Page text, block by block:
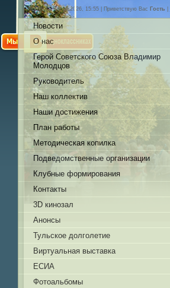
Суббота, 08.08.2026, 15:55 | Приветствую Вас Гость
Новости
О нас
Герой Советского Союза Владимир
Молодцов
Руководитель
Наш коллектив
Наши достижения
План работы
Методическая копилка
Подведомственные организации
Клубные формирования
Контакты
3D кинозал
Анонсы
Тульское долголетие
Виртуальная выставка
ЕСИА
Фотоальбомы